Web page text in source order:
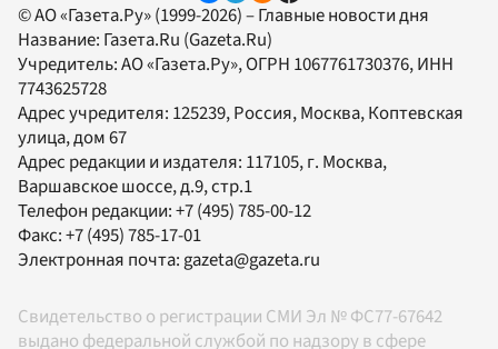
© АО «Газета.Ру» (1999-2026) – Главные новости дня
Название: Газета.Ru (Gazeta.Ru)
Учредитель:АО «Газета.Ру», ОГРН 1067761730376, ИНН
7743625728
Адрес учредителя: 125239, Россия, Москва, Коптевская
улица, дом 67
Адрес редакции и издателя: 117105, г. Москва,
Варшавское шоссе, д.9, стр.1
Телефон редакции:+7 (495) 785-00-12
Факс:+7 (495) 785-17-01
Электронная почта:gazeta@gazeta.ru
Свидетельство о регистрации СМИ Эл № ФС77-67642
выдано федеральной службой по надзору в сфере